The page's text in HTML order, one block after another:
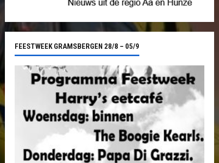
FEESTWEEK GRAMSBERGEN 28/8 – 05/9